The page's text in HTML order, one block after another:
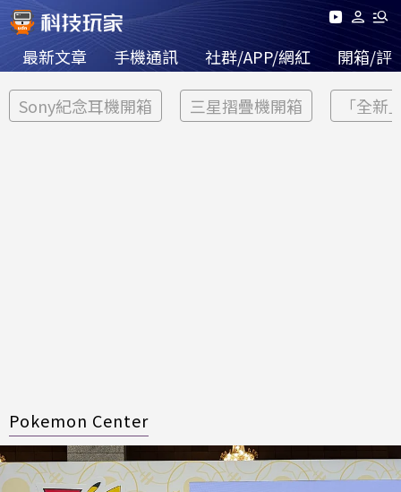
最新文章 手機通訊 社群/APP/網紅 開箱/評
Sony紀念耳機開箱 三星摺疊機開箱 「全新
Pokemon Center